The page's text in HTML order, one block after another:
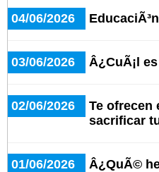
04/06/2026
03/06/2026 Â¿CuÃ¡l
02/06/2026
Te ofrecen
sacrificar
01/06/2026 Â¿QuÃ©